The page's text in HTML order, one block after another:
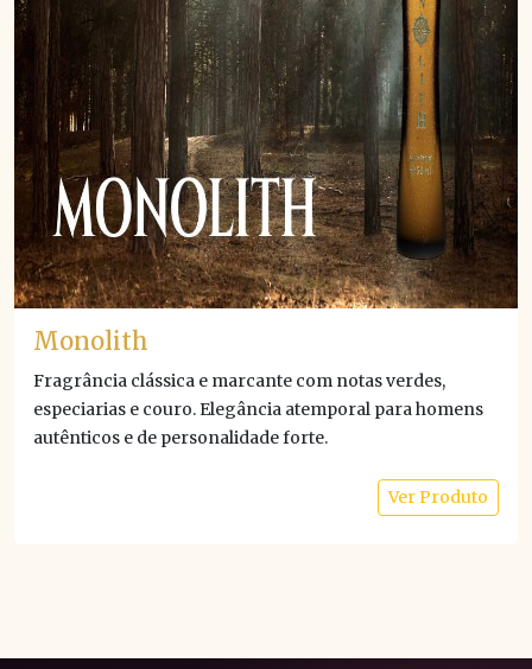
Monolith
Fragrância clássica e marcante com notas verdes,
especiarias e couro. Elegância atemporal para homens
autênticos e de personalidade forte.
Ver Produto